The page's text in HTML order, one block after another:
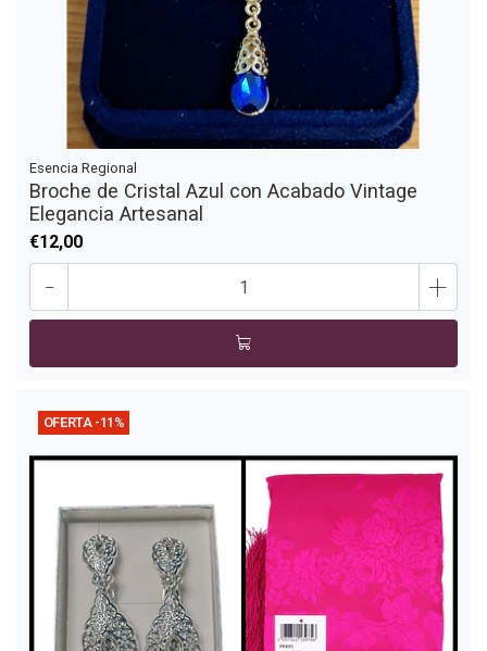
Esencia Regional
Broche de Cristal Azul con Acabado Vintage
Elegancia Artesanal
€12,00
- +
OFERTA -11%